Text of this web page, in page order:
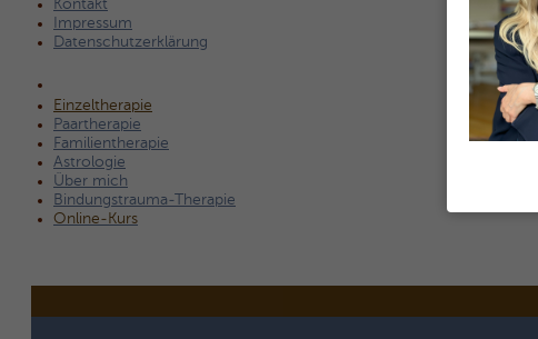
Kontakt
Impressum
Datenschutzerklärung
Einzeltherapie
Paartherapie
Familientherapie
Astrologie
Über mich
Bindungstrauma-Therapie
Online-Kurs